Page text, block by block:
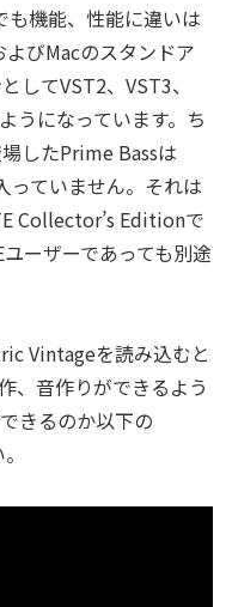
も機能、性能に違いは
びMacのスタンドア
してVST2、VST3、
うになっています。ち
したPrime Bassは
っていません。それは
Collector’s Editionで
ーザーであっても別途
Vintageを読み込むと
、音作りができるよう
きるのか以下の